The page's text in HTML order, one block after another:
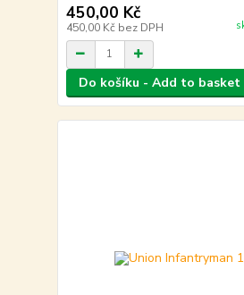
450,00 Kč
450,00 Kč bez DPH
Do košíku - Add to basket